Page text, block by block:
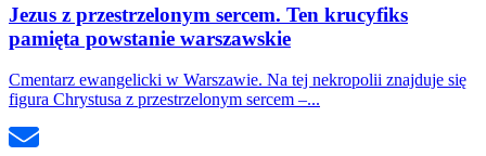
Jezus z przestrzelonym sercem. Ten krucyfiks
pamięta powstanie warszawskie
Cmentarz ewangelicki w Warszawie. Na tej nekropolii znajduje się
figura Chrystusa z przestrzelonym sercem –...